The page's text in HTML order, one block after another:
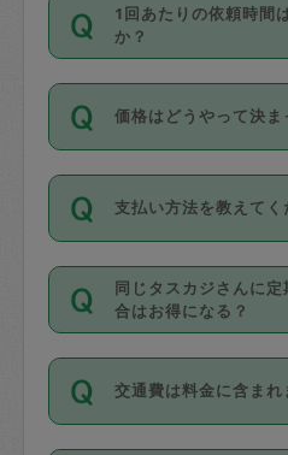
1回あたりの依頼時間
か？
依頼1回につき3時
超えて依頼したい場
利用ください。機能
の上事前申請するこ
お、3時間を下回っ
いません。
価格はどうやって決ま
11種類の価格帯の
身が価格を選んで設
タスカジさんの価格
があり、レビュー件
値、などで除々に設
がっていく仕組みに
支払い方法を教えてく
お支払方法はクレジ
Master／JCB／
Diners Club）のみ
を行う際にご入力く
ル登録時にはご入力
同じタスカジさんに
合はお得になる？
依頼には「スポット
隔週）」があり、「
ポット」よりお得な
交通費は料金に含まれ